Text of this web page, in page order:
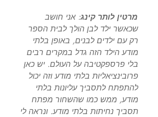
מרטין לותר קינג: אני חושב
שכאשר ילד לבן הולך לבית הספר
רק עם ילדים לבנים, באופן בלתי
מודע הילד הזה גדל במקרים רבים
בלי פרספקטיבה על העולם. יש כאן
פרובינציאליות בלתי מודע וזה יכול
להתפתח לתסביך עליונות בלתי
מודע, ממש כמו שהשחור מפתח
תסביך נחיתות בלתי מודע. ונראה לי